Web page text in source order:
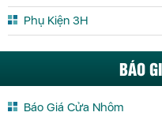
Phụ Kiện 3H
BÁO
Báo Giá Cửa Nhôm